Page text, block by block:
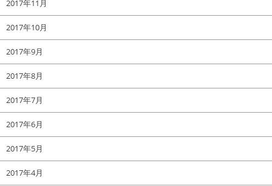
2017年11月
2017年10月
2017年9月
2017年8月
2017年7月
2017年6月
2017年5月
2017年4月